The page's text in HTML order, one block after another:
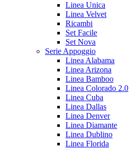
Linea Unica
Linea Velvet
Ricambi
Set Facile
Set Nova
Serie Appoggio
Linea Alabama
Linea Arizona
Linea Bamboo
Linea Colorado 2.0
Linea Cuba
Linea Dallas
Linea Denver
Linea Diamante
Linea Dublino
Linea Florida